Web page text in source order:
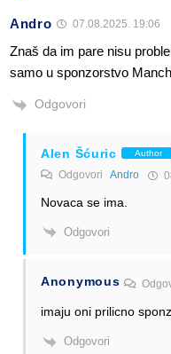
Andro 07.08.2025. 19:06
Znaš da im pare nisu
samo u sponzorstvo
Odgovori
Alen Šćuric Author
Odgovori Andro
Novaca se ima.
Odgovori
Anonymous
imaju oni prilicno
Odgovori